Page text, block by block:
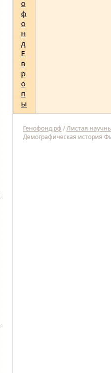
о
ф
о
н
д
Е
в
р
о
п
ы
Генофонд.рф /Листая
Демографическая история